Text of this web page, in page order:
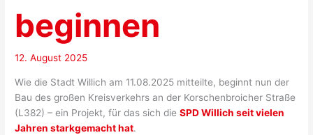
beginnen
12. August 2025
Wie die Stadt Willich am 11.08.2025 mitteilte, beginnt nun der
Bau des großen Kreisverkehrs an der Korschenbroicher Straße
(L382) – ein Projekt, für das sich dieSPD Willich seit vielen
Jahren starkgemacht hat.